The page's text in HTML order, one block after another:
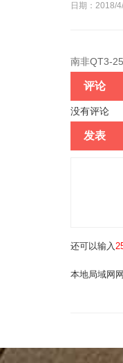
日期：2018/
南非QT3-
评论
没有评论
发表
还可以输入
本地局域网